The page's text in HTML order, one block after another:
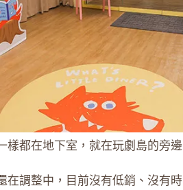
都在地下室，就在玩劇島的旁邊
在調整中，目前沒有低銷、沒有